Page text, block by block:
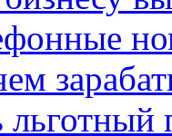
льготный